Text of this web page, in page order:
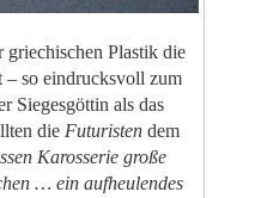
Plastik die
– so eindrucksvoll zum
Siegesgöttin als das
die Futuristendem
Karosserie große
… ein aufheulendes